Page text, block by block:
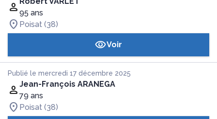
95 ans
Poisat (38)
Voir
Publié le mercredi 17 décembre 2025
Jean-François ARANEGA
79 ans
Poisat (38)